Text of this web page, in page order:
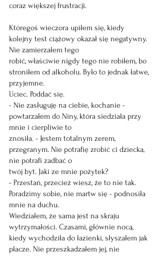
coraz większej frustracji.
Któregoś wieczora upiłem się, kiedy
kolejny test ciążowy okazał się negatywny.
Nie zamierzałem tego
robić, właściwie nigdy tego nie robiłem, bo
stroniłem od alkoholu. Było to jednak łatwe,
przyjemne.
Uciec. Poddać się.
- Nie zasługuję na ciebie, kochanie -
powtarzałem do Niny, która siedziała przy
mnie i cierpliwie to
znosiła. - Jestem totalnym zerem,
przegranym. Nie potrafię zrobić ci dziecka,
nie potrafi zadbać o
twój byt. Jaki ze mnie pożytek?
- Przestań, przecież wiesz, że to nie tak.
Poradzimy sobie, nie martw się - podnosiła
mnie na duchu.
Wiedziałem, że sama jest na skraju
wytrzymałości. Czasami, głównie nocą,
kiedy wychodziła do łazienki, słyszałem jak
płacze. Nie przeszkadzałem jej, nie